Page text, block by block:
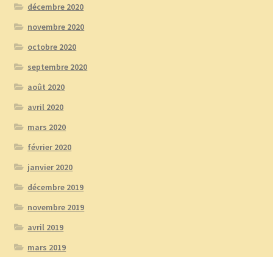
décembre 2020
novembre 2020
octobre 2020
septembre 2020
août 2020
avril 2020
mars 2020
février 2020
janvier 2020
décembre 2019
novembre 2019
avril 2019
mars 2019